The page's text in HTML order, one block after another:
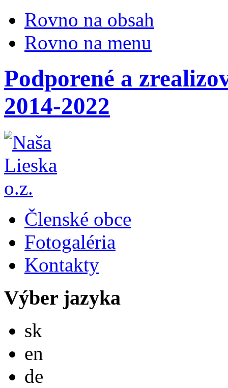
Rovno na obsah
Rovno na menu
Podporené a
2014-2022
Členské obce
Fotogaléria
Kontakty
Výber jazyka
sk
en
de